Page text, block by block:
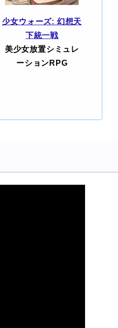
少女ウォーズ: 幻想天
下統一戦
美少女放置シミュレ
ーションRPG